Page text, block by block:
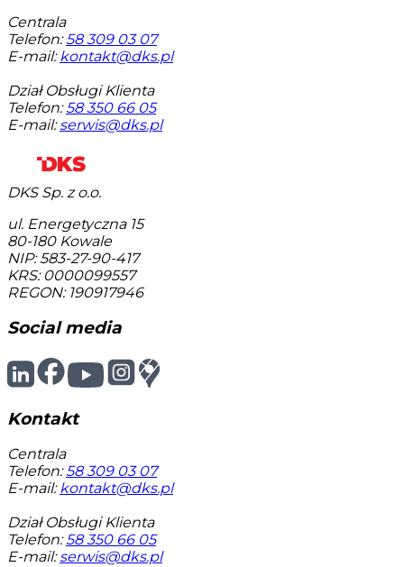
Centrala
Telefon: 58 309 03 07
E-mail: kontakt@dks.pl
Dział Obsługi Klienta
Telefon: 58 350 66 05
E-mail: serwis@dks.pl
DKS Sp. z o.o.
ul. Energetyczna 15
80-180 Kowale
NIP: 583-27-90-417
KRS: 0000099557
REGON: 190917946
Social media
Kontakt
Centrala
Telefon: 58 309 03 07
E-mail: kontakt@dks.pl
Dział Obsługi Klienta
Telefon: 58 350 66 05
E-mail: serwis@dks.pl